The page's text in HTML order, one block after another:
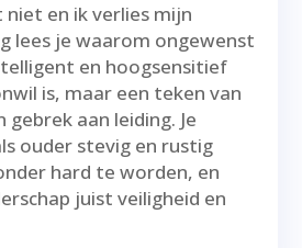
en ik verlies mijn
lees je waarom ongewenst
en hoogsensitief
is, maar een teken van
aan leiding. Je
ouder stevig en rustig
hard te worden, en
juist veiligheid en